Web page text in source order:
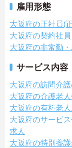
雇用形態
大阪府の正社員(
大阪府の契約社
大阪府の非常勤
サービス内容
大阪府の訪問介
大阪府の介護老
大阪府の有料老
大阪府のサービ
求人
大阪府の特別養